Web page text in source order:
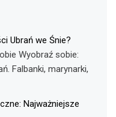
Ubrań we Śnie?
Wyobraź sobie:
Falbanki, marynarki,
Najważniejsze